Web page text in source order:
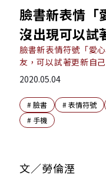
臉書新表情「
沒出現可以試
臉書新表情符號「愛
友，可以試著更新自
2020.05.04
#臉書 #表情符號
# 手機
文／勞倫溼